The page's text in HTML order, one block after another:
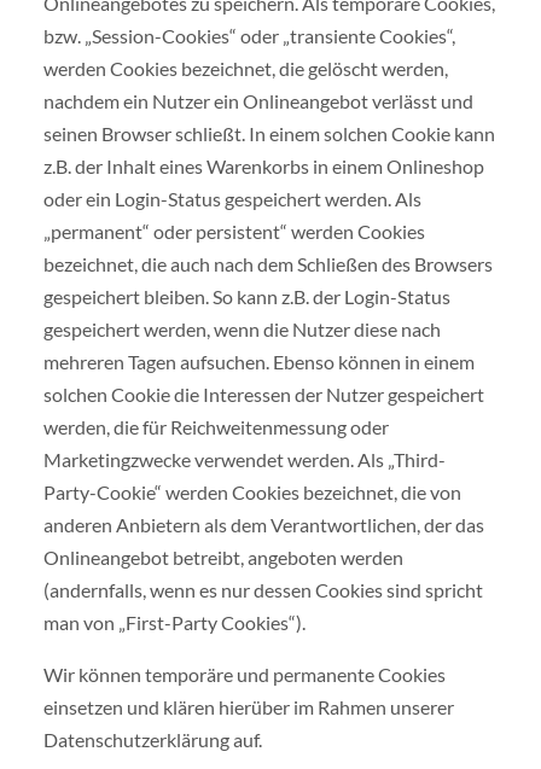
bzw. „Session-Cookies“ oder „transiente Cookies“,
werden Cookies bezeichnet, die gelöscht werden,
nachdem ein Nutzer ein Onlineangebot verlässt und
seinen Browser schließt. In einem solchen Cookie kann
z.B. der Inhalt eines Warenkorbs in einem Onlineshop
oder ein Login-Status gespeichert werden. Als
„permanent“ oder persistent“ werden Cookies
bezeichnet, die auch nach dem Schließen des Browsers
gespeichert bleiben. So kann z.B. der Login-Status
gespeichert werden, wenn die Nutzer diese nach
mehreren Tagen aufsuchen. Ebenso können in einem
solchen Cookie die Interessen der Nutzer gespeichert
werden, die für Reichweitenmessung oder
Marketingzwecke verwendet werden. Als „Third-
Party-Cookie“ werden Cookies bezeichnet, die von
anderen Anbietern als dem Verantwortlichen, der das
Onlineangebot betreibt, angeboten werden
(andernfalls, wenn es nur dessen Cookies sind spricht
man von „First-Party Cookies“).
Wir können temporäre und permanente Cookies
einsetzen und klären hierüber im Rahmen unserer
Datenschutzerklärung auf.